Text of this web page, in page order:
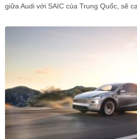
giữa Audi với SAIC của Trung Quốc, sẽ